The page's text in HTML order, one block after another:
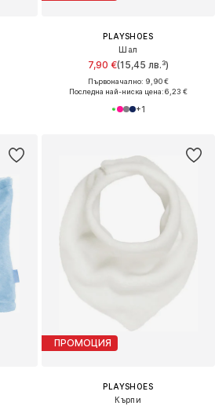
PLAYSHOES
Шал
7,90 €(15,45 лв.³)
Първоначално: 9,90 €
Последна най-ниска цена:6,23 €
+1
ПРОМОЦИЯ
PLAYSHOES
Кърпи